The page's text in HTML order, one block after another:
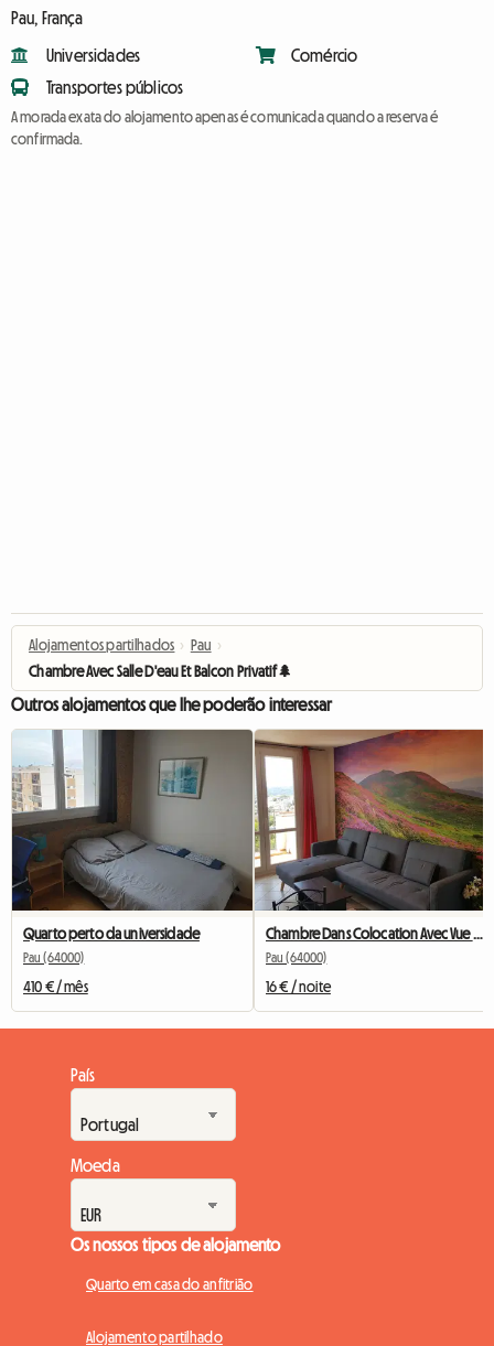
Pau, França
Universidades
Transportes públicos
Comércio
A morada exata do alojamento apenas é comunicada quando a reserva é
confirmada.
Alojamentos partilhados › Pau ›
Chambre Avec Salle D'eau Et Balcon Privatif🌲
Outros alojamentos que lhe poderão interessar
Quarto perto da universidade
Pau (64000)
410 € / mês
Pau (64000)
16 € / noite
País
Moeda
Os nossos tipos de alojamento
Quarto em casa do anfitrião
Alojamento partilhado